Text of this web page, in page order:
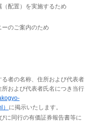
配置）を実施するため
のご案内のため
者の名称、住所および代表者
および代表者氏名につき当行
に掲示いたします。
に同行の有価証券報告書等に